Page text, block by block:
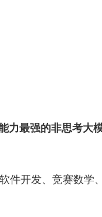
最强的非思考大模
件开发、竞赛数